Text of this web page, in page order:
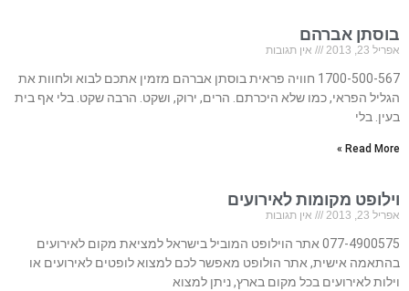
בוסתן אברהם
אפריל 23, 2013 אין תגובות
1700-500-567 חוויה פראית בוסתן אברהם מזמין אתכם לבוא ולחוות את
הגליל הפראי, כמו שלא היכרתם. הרים, ירוק, ושקט. הרבה שקט. בלי אף בית
בעין. בלי
Read More »
וילופט מקומות לאירועים
אפריל 23, 2013 אין תגובות
077-4900575 אתר הוילופט המוביל בישראל למציאת מקום לאירועים
בהתאמה אישית, אתר הולופט מאפשר לכם למצוא לופטים לאירועים או
וילות לאירועים בכל מקום בארץ, ניתן למצוא